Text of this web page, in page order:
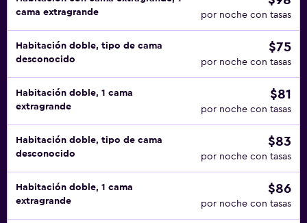
cama extragrande
por noche con tasas
Habitación doble, tipo de cama
desconocido
$75
por noche con tasas
Habitación doble, 1 cama
extragrande
$81
por noche con tasas
Habitación doble, tipo de cama
desconocido
$83
por noche con tasas
Habitación doble, 1 cama
extragrande
$86
por noche con tasas